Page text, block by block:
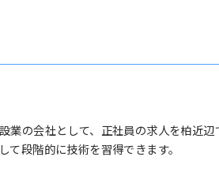
業の会社として、正社員の求人を柏近
段階的に技術を習得できます。